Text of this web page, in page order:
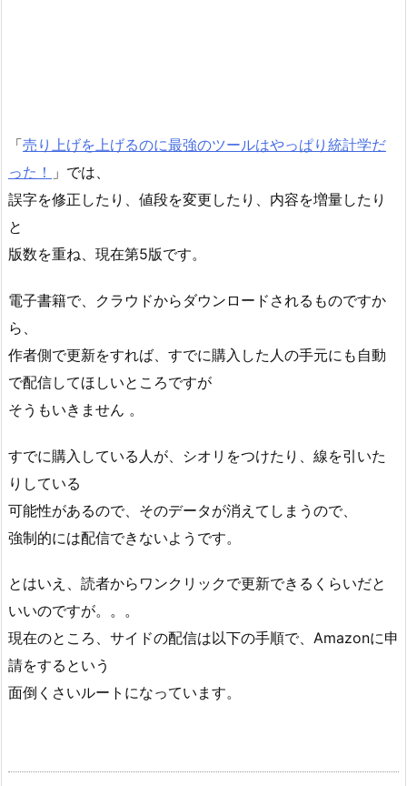
「売り上げを上げるのに最強のツールはやっぱり統計学だ
った！ 」では、
誤字を修正したり、値段を変更したり、内容を増量したり
と
版数を重ね、現在第5版です。
電子書籍で、クラウドからダウンロードされるものですか
ら、
作者側で更新をすれば、すでに購入した人の手元にも自動
で配信してほしいところですが
そうもいきません 。
すでに購入している人が、シオリをつけたり、線を引いた
りしている
可能性があるので、そのデータが消えてしまうので、
強制的には配信できないようです。
とはいえ、読者からワンクリックで更新できるくらいだと
いいのですが。。。
現在のところ、サイドの配信は以下の手順で、Amazonに申
請をするという
面倒くさいルートになっています。